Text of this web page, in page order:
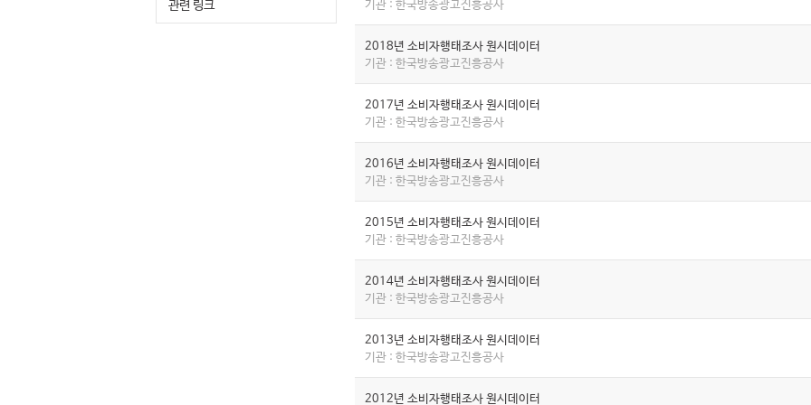
관련 링크 기관 : 한국방송광고진흥공사
2018년 소비자행태조사 원시데이터
기관 : 한국방송광고진흥공사
2017년 소비자행태조사 원시데이터
기관 : 한국방송광고진흥공사
2016년 소비자행태조사 원시데이터
기관 : 한국방송광고진흥공사
2015년 소비자행태조사 원시데이터
기관 : 한국방송광고진흥공사
2014년 소비자행태조사 원시데이터
기관 : 한국방송광고진흥공사
2013년 소비자행태조사 원시데이터
기관 : 한국방송광고진흥공사
2012년 소비자행태조사 원시데이터